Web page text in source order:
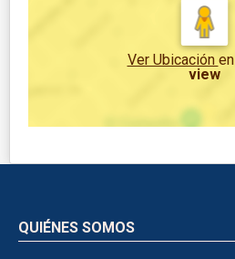
Ver Ubicación en
view
QUIÉNES SOMOS